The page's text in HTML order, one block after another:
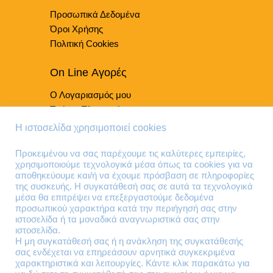
Προσωπικά Δεδομένα
Όροι Χρήσης
Πολιτική Cookies
On Line Αγορές
Ο Λογαριασμός μου
Τρόποι Πληρωμής
Τρόποι Παράδοσης
Τηλέφωνα Επικοινωνίας
210 41 13 636
210 41 13 280
Διεύθυνση
Θηβών 220
Άγιος Ιωάννης
Η ιστοσελίδα χρησιμοποιεί cookies
Προκειμένου να σας παρέχουμε τις καλύτερες εμπειρίες,
χρησιμοποιούμε τεχνολογικά μέσα όπως τα cookies για να
αποθηκεύουμε και/ή να έχουμε πρόσβαση σε πληροφορίες
της συσκευής. Η συγκατάθεσή σας σε αυτά τα τεχνολογικά
μέσα θα επιτρέψει να επεξεργαστούμε δεδομένα
προσωπικού χαρακτήρα κατά την περιήγησή σας στην
ιστοσελίδα ή τα μοναδικά αναγνωριστικά σας στην
ιστοσελίδα.
Η μη συγκατάθεσή σας ή η ανάκληση της συγκατάθεσής
σας ενδέχεται να επηρεάσουν αρνητικά συγκεκριμένα
χαρακτηριστικά και λειτουργίες. Κάντε κλικ παρακάτω για